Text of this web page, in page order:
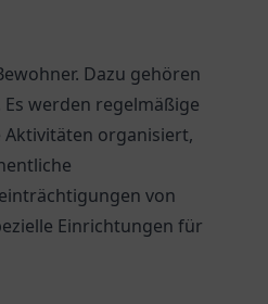
Dazu gehören
werden regelmäßige
organisiert,
von
Einrichtungen für